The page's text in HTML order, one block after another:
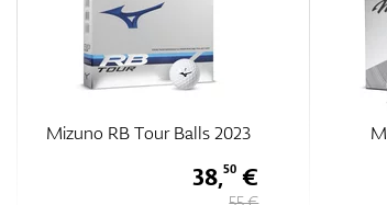
Mizuno Pro X Balls
44,55 €